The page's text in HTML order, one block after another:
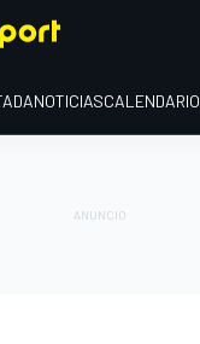
NOTICIASCALENDARIO